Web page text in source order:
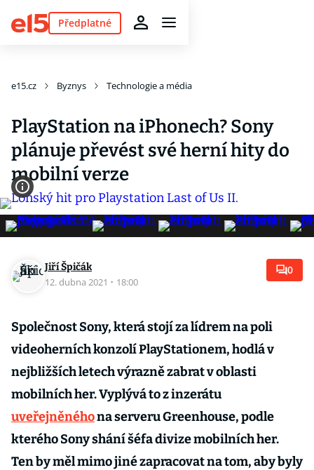
Předplatné
e15.cz Byznys Technologie a média
PlayStation na iPhonech? Sony
plánuje převést své herní hity do
mobilní verze
Jiří Špičák
12. dubna 2021 · 18:00
0
Společnost Sony, která stojí za lídrem na poli
videoherních konzolí PlayStationem, hodlá v
nejbližších letech výrazně zabrat v oblasti
mobilních her. Vyplývá to z inzerátu
uveřejněnéhona serveru Greenhouse, podle
kterého Sony shání šéfa divize mobilních her.
Ten by měl mimo jiné zapracovat na tom, aby byly